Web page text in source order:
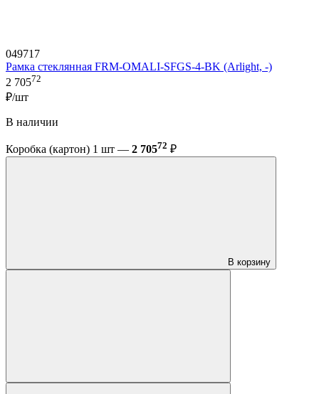
049717
Рамка стеклянная FRM-OMALI-SFGS-4-BK (Arlight, -)
2 70572
₽/шт
В наличии
Коробка (картон) 1 шт — 2 70572 ₽
В корзину